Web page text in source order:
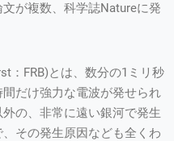
が複数、科学誌Natureに発
：FRB)とは、数分の1ミリ秒
だけ強力な電波が発せられ
の、非常に遠い銀河で発生
その発生原因なども全くわ